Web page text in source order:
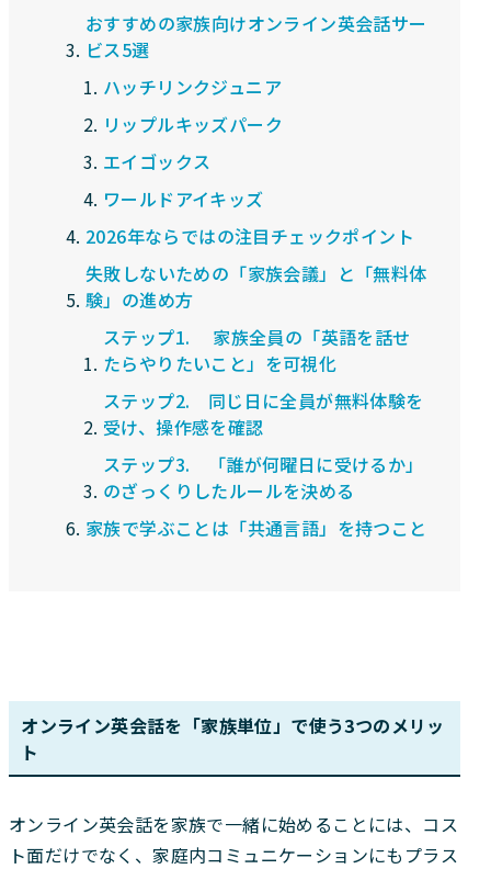
おすすめの家族向けオンライン英会話サー
ビス5選
ハッチリンクジュニア
リップルキッズパーク
エイゴックス
ワールドアイキッズ
2026年ならではの注目チェックポイント
失敗しないための「家族会議」と「無料体
験」の進め方
ステップ1. 家族全員の「英語を話せ
たらやりたいこと」を可視化
ステップ2. 同じ日に全員が無料体験を
受け、操作感を確認
ステップ3. 「誰が何曜日に受けるか」
のざっくりしたルールを決める
家族で学ぶことは「共通言語」を持つこと
オンライン英会話を「家族単位」で使う3つのメリッ
ト
オンライン英会話を家族で一緒に始めることには、コス
ト面だけでなく、家庭内コミュニケーションにもプラス